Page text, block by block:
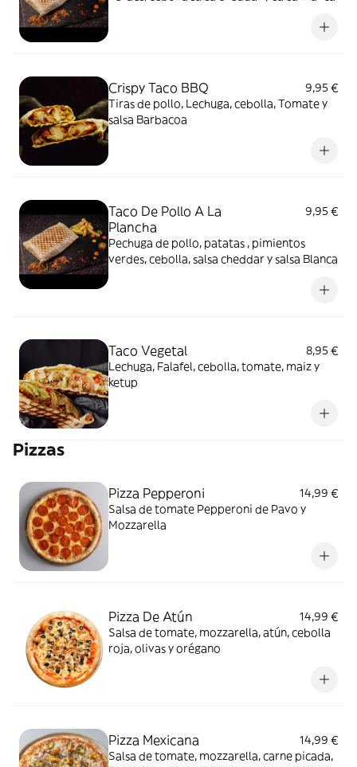
Crispy Taco BBQ
9,95 €
Tiras de pollo, Lechuga, cebolla, Tomate y
salsa Barbacoa
Taco De Pollo A La
Plancha
9,95 €
Pechuga de pollo, patatas , pimientos
verdes, cebolla, salsa cheddar y salsa Blanca
Taco Vegetal
8,95 €
Lechuga, Falafel, cebolla, tomate, maiz y
ketup
Pizzas
Pizza Pepperoni
14,99 €
Salsa de tomate Pepperoni de Pavo y
Mozzarella
Pizza De Atún
14,99 €
Salsa de tomate, mozzarella, atún, cebolla
roja, olivas y orégano
Pizza Mexicana
14,99 €
Salsa de tomate, mozzarella, carne picada,